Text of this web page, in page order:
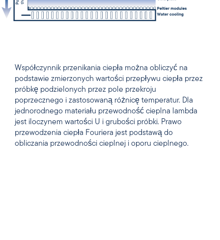
Współczynnik przenikania ciepła można obliczyć na
podstawie zmierzonych wartości przepływu ciepła przez
próbkę podzielonych przez pole przekroju
poprzecznego i zastosowaną różnicę temperatur. Dla
jednorodnego materiału przewodność cieplna lambda
jest iloczynem wartości U i grubości próbki. Prawo
przewodzenia ciepła Fouriera jest podstawą do
obliczania przewodności cieplnej i oporu cieplnego.